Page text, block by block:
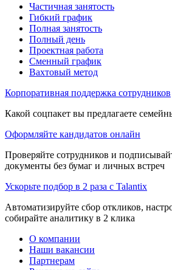
Частичная занятость
Гибкий график
Полная занятость
Полный день
Проектная работа
Сменный график
Вахтовый метод
Корпоративная поддержка сотрудников
Какой соцпакет вы предлагаете
Оформляйте кандидатов онлайн
Проверяйте сотрудников и
документы без бумаг и личных встреч
Ускорьте подбор в 2 раза с Talantix
Автоматизируйте сбор откликов,
собирайте аналитику в 2 клика
О компании
Наши вакансии
Партнерам